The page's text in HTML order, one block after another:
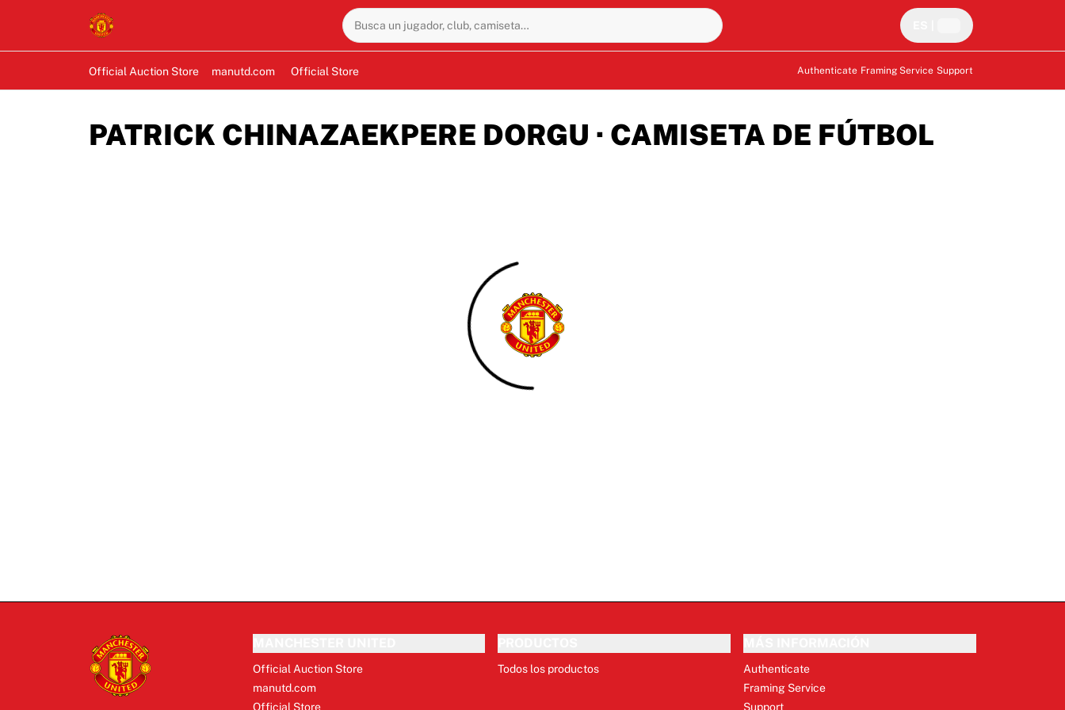
Busca un jugador, club, camiseta…
Official Auction Store manutd.com Official Store Authenticate Framing Service Support
PATRICK CHINAZAEKPERE DORGU · CAMISETA DE FÚTBOL
Official Auction Store
manutd.com
Official Store
Todos los productos
Authenticate
Framing Service
Support